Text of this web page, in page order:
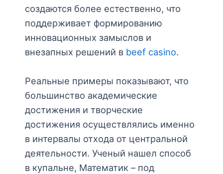
создаются более естественно, что
поддерживает формированию
инновационных замыслов и
внезапных решений в beef casino.
Реальные примеры показывают, что
большинство академические
достижения и творческие
достижения осуществлялись именно
в интервалы отхода от центральной
деятельности. Ученый нашел способ
в купальне, Математик – под